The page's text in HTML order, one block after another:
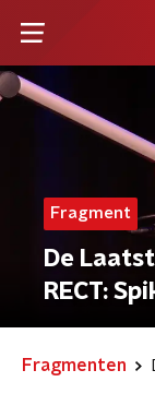
Fragment
De
RECT:
Fragmenten